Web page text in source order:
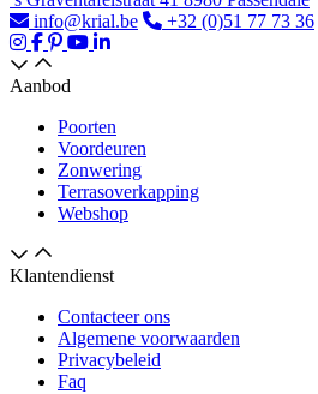
info@krial.be
+32 (0)51 77 73 36
Aanbod
Poorten
Voordeuren
Zonwering
Terrasoverkapping
Webshop
Klantendienst
Contacteer ons
Algemene voorwaarden
Privacybeleid
Faq